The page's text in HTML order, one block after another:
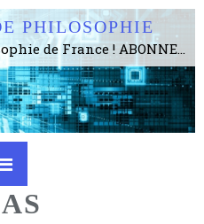
PHILOSOPHIE
Le plus gros site de philosophie de France ! ABONNEZ-VOUS ! 4115 Articles, 1634 abonné·e·s, depuis 2006 . . . . . . . . 2 852 214 pages vues jusqu'à présent. Prestance et être apte à un plus grand nombre de choses.